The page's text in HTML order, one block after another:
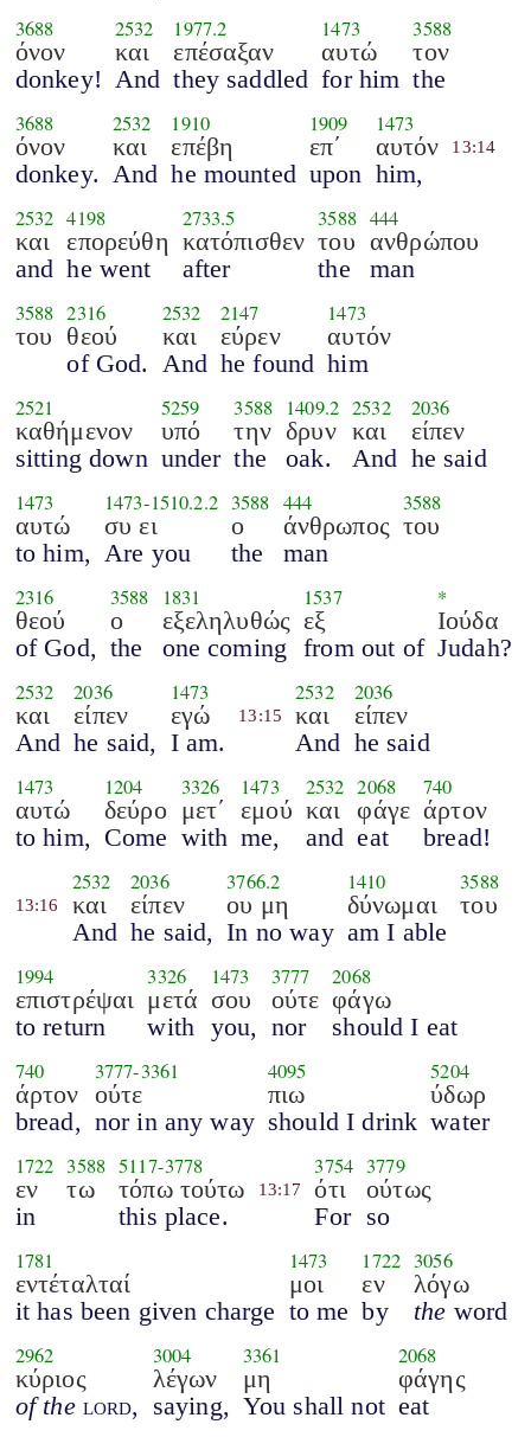
3688
όνον
donkey!
2532
και
And
1977.2
επέσαξαν
they saddled
1473
αυτώ
for him
3588
τον
the
3688
όνον
donkey.
2532
και
And
1910
επέβη
he mounted
1909
επ΄
upon
1473
αυτόν
him,
13:14
2532
και
and
4198
επορεύθη
he went
2733.5
κατόπισθεν
after
3588
του
the
444
ανθρώπου
man
3588
του
2316
θεού
of God.
2532
και
And
2147
εύρεν
he found
1473
αυτόν
him
2521
καθήμενον
sitting down
5259
υπό
under
3588
την
the
1409.2
δρυν
oak.
2532
και
And
2036
είπεν
he said
1473
αυτώ
to him,
1473-1510.2.2
συ ει
Are you
3588
ο
the
444
άνθρωπος
man
3588
του
2316
θεού
of God,
3588
ο
the
1831
εξεληλυθώς
one coming
1537
εξ
from out of
*
Ιούδα
Judah?
2532
και
And
2036
είπεν
he said,
1473
εγώ
I am.
13:15
2532
και
And
2036
είπεν
he said
1473
αυτώ
to him,
1204
δεύρο
Come
3326
μετ΄
with
1473
εμού
me,
2532
και
and
2068
φάγε
eat
740
άρτον
bread!
13:16
2532
και
And
2036
είπεν
he said,
3766.2
ου μη
In no way
1410
δύνωμαι
am I able
3588
του
1994
επιστρέψαι
to return
3326
μετά
with
1473
σου
you,
3777
ούτε
nor
2068
φάγω
should I eat
740
άρτον
bread,
3777-3361
ούτε
nor in any way
4095
πιω
should I drink
5204
ύδωρ
water
1722
εν
in
3588
τω
5117-3778
τόπω τούτω
this place.
13:17
3754
ότι
For
3779
ούτως
so
1781
εντέταλταί
it has been given charge
1473
μοι
to me
1722
εν
by
3056
λόγω
the word
2962
κύριος
of the lord,
3004
λέγων
saying,
3361
μη
You shall not
2068
φάγης
eat